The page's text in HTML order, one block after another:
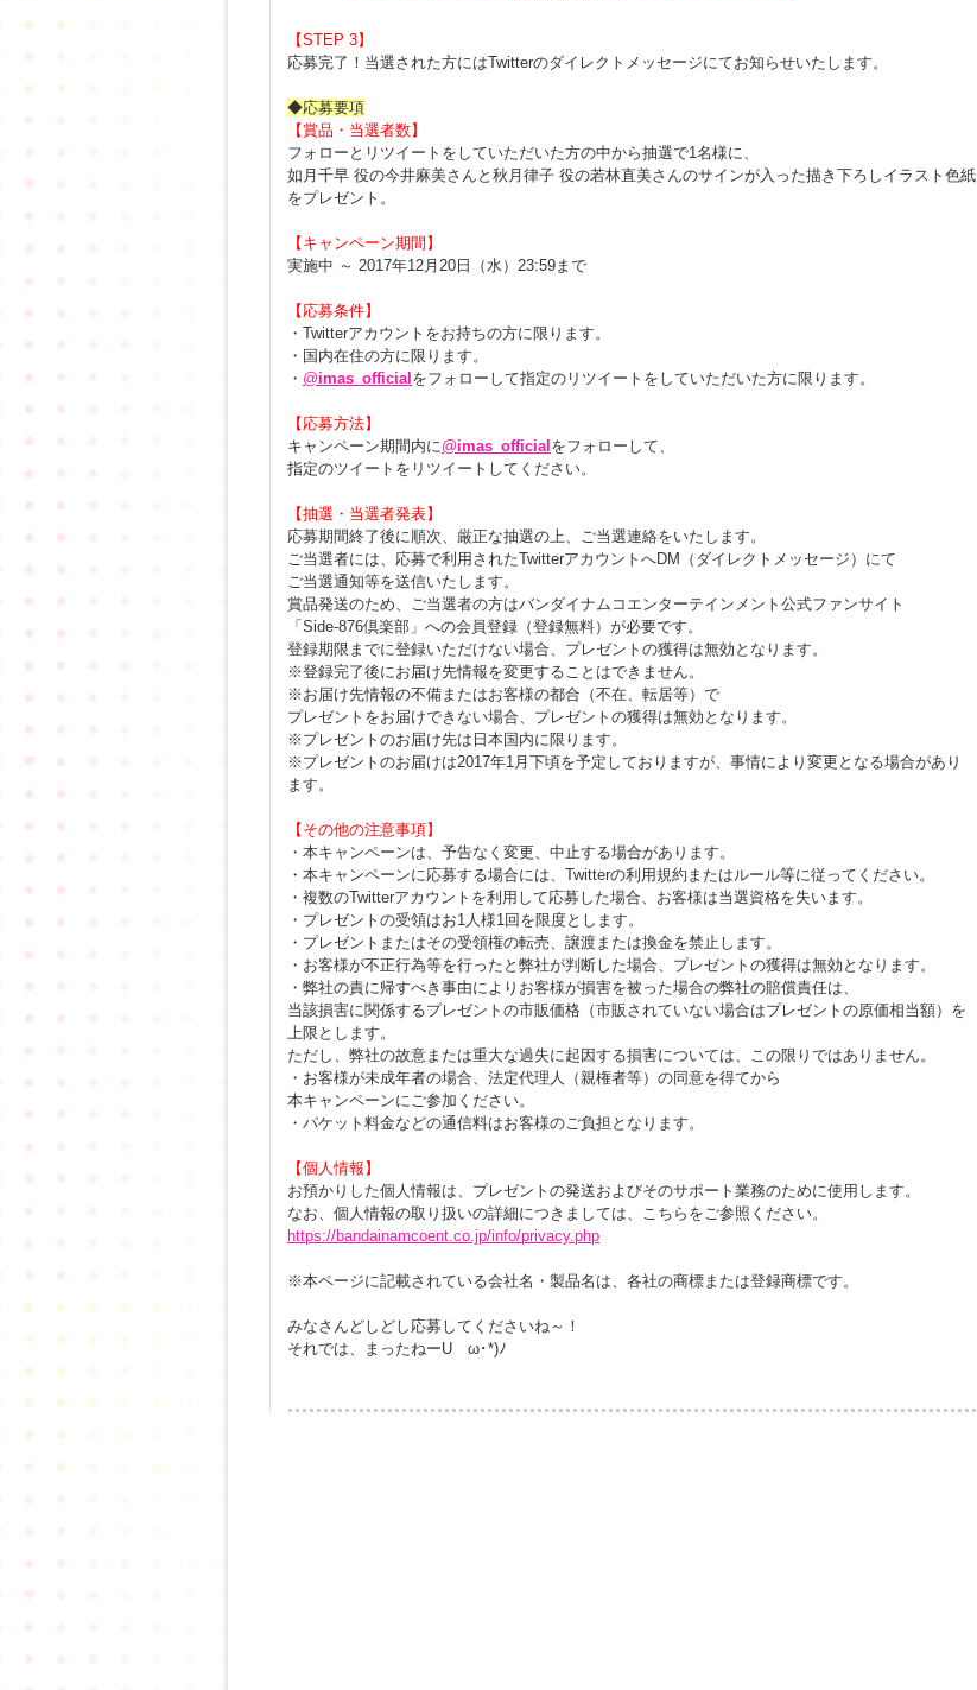
【STEP 3】
応募完了！当選された方にはTwitterのダイレクトメッセージにてお知らせいたします。
◆応募要項
【賞品・当選者数】
フォローとリツイートをしていただいた方の中から抽選で1名様に、
如月千早 役の今井麻美さんと秋月律子 役の若林直美さんのサインが入った描き下ろしイラスト色紙
をプレゼント。
【キャンペーン期間】
実施中 ～ 2017年12月20日（水）23:59まで
【応募条件】
・Twitterアカウントをお持ちの方に限ります。
・国内在住の方に限ります。
・ @imas_official をフォローして指定のリツイートをしていただいた方に限ります。
【応募方法】
キャンペーン期間内に@imas_official をフォローして、
指定のツイートをリツイートしてください。
【抽選・当選者発表】
応募期間終了後に順次、厳正な抽選の上、ご当選連絡をいたします。
ご当選者には、応募で利用されたTwitterアカウントへDM（ダイレクトメッセージ）にて
ご当選通知等を送信いたします。
賞品発送のため、ご当選者の方はバンダイナムコエンターテインメント公式ファンサイト
「Side-876倶楽部」への会員登録（登録無料）が必要です。
登録期限までに登録いただけない場合、プレゼントの獲得は無効となります。
※登録完了後にお届け先情報を変更することはできません。
※お届け先情報の不備またはお客様の都合（不在、転居等）で
プレゼントをお届けできない場合、プレゼントの獲得は無効となります。
※プレゼントのお届け先は日本国内に限ります。
※プレゼントのお届けは2017年1月下頃を予定しておりますが、事情により変更となる場合があり
ます。
【その他の注意事項】
・本キャンペーンは、予告なく変更、中止する場合があります。
・本キャンペーンに応募する場合には、Twitterの利用規約またはルール等に従ってください。
・複数のTwitterアカウントを利用して応募した場合、お客様は当選資格を失います。
・プレゼントの受領はお1人様1回を限度とします。
・プレゼントまたはその受領権の転売、譲渡または換金を禁止します。
・お客様が不正行為等を行ったと弊社が判断した場合、プレゼントの獲得は無効となります。
・弊社の責に帰すべき事由によりお客様が損害を被った場合の弊社の賠償責任は、
当該損害に関係するプレゼントの市販価格（市販されていない場合はプレゼントの原価相当額）を
上限とします。
ただし、弊社の故意または重大な過失に起因する損害については、この限りではありません。
・お客様が未成年者の場合、法定代理人（親権者等）の同意を得てから
本キャンペーンにご参加ください。
・パケット料金などの通信料はお客様のご負担となります。
【個人情報】
お預かりした個人情報は、プレゼントの発送およびそのサポート業務のために使用します。
なお、個人情報の取り扱いの詳細につきましては、こちらをご参照ください。
https://bandainamcoent.co.jp/info/privacy.php
※本ページに記載されている会社名・製品名は、各社の商標または登録商標です。
みなさんどしどし応募してくださいね～！
それでは、まったねーUゝω･*)ﾉ